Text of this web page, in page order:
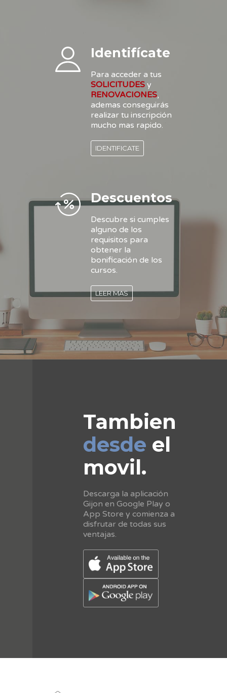
Identifícate
Para acceder a tus
SOLICITUDES y
RENOVACIONES,
ademas conseguirás
realizar tu inscripción
mucho mas rapido.
IDENTIFICATE
Descuentos
Descubre si cumples
alguno de los
requisitos para
obtener la
bonificación de los
cursos.
LEER MAS
Tambien
desde el
movil.
Descarga la aplicación
Gijon en Google Play o
App Store y comienza a
disfrutar de todas sus
ventajas.